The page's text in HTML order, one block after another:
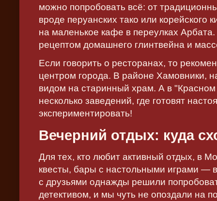
можно попробовать всё: от
вроде перуанских тако или
на маленькое кафе в переулках
рецептом домашнего глинтвейна и
Если говорить о ресторанах, то
центром города. В районе Хамовники,
видом на старинный храм. А в
несколько заведений, где готовят
экспериментировать!
Вечерний отдых: куда
Для тех, кто любит активный отдых, в
квесты, бары с настольными играми —
с друзьями однажды решили
детективом, и мы чуть не опоздали на